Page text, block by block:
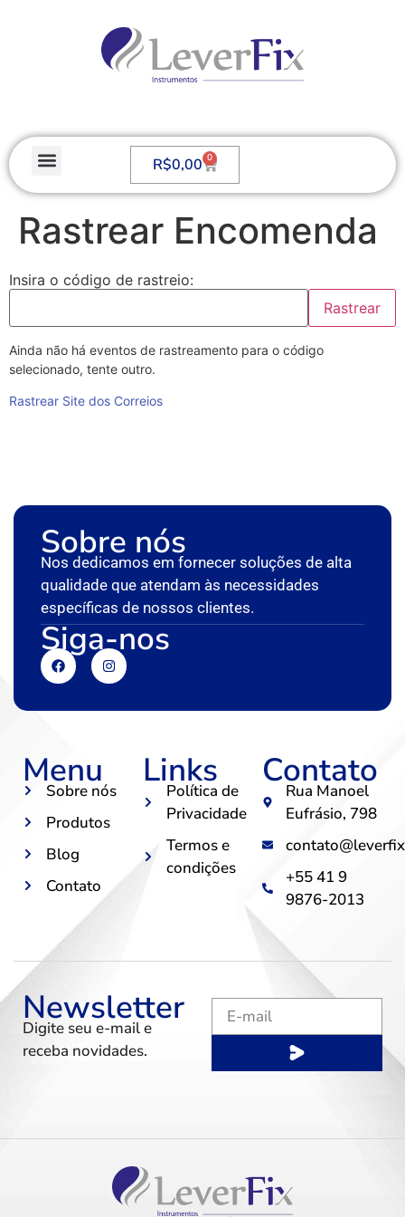
R$0,00 0
Rastrear Encomenda
Insira o código de rastreio:
Rastrear
Ainda não há eventos de rastreamento para o código
selecionado, tente outro.
Rastrear Site dos Correios
Sobre nós
Nos dedicamos em fornecer soluções de alta
qualidade que atendam às necessidades
específicas de nossos clientes.
Siga-nos
Menu
Sobre nós
Produtos
Blog
Contato
Links
Política de
Privacidade
Termos e
condições
Contato
Rua Manoel
Eufrásio, 798
+55 41 9
9876-2013
Newsletter
Digite seu e-mail e
receba novidades.